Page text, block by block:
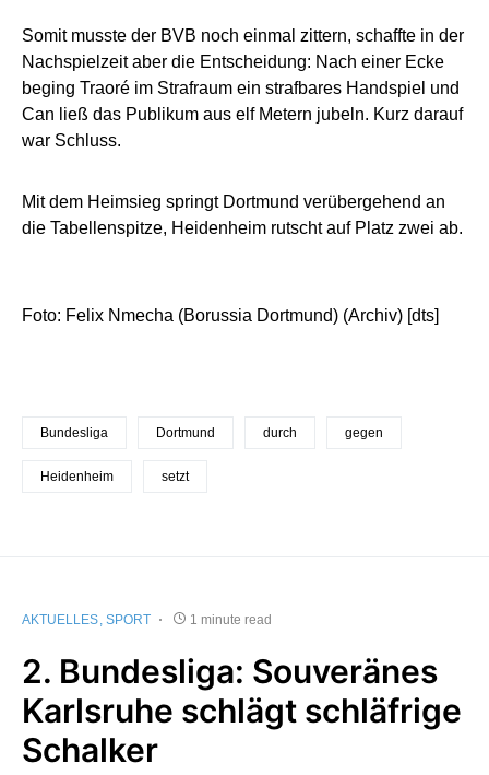
Somit musste der BVB noch einmal zittern, schaffte in der
Nachspielzeit aber die Entscheidung: Nach einer Ecke
beging Traoré im Strafraum ein strafbares Handspiel und
Can ließ das Publikum aus elf Metern jubeln. Kurz darauf
war Schluss.
Mit dem Heimsieg springt Dortmund verübergehend an
die Tabellenspitze, Heidenheim rutscht auf Platz zwei ab.
Foto: Felix Nmecha (Borussia Dortmund) (Archiv) [dts]
Bundesliga Dortmund durch gegen
Heidenheim setzt
AKTUELLES SPORT 1 minute read
2. Bundesliga: Souveränes
Karlsruhe schlägt schläfrige
Schalker